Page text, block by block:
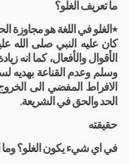
ما تعريف الغلو؟
٭الغلو في اللغة هو مجاوزة
كان عليه النبي صلى الله
الأقوال والأفعال، كما انه
وسلم وعدم القناعة بهديه
الافراط المفضي الى
الحد والحق في الشريعة.
حقيقته
في اي شيء يكون الغلو؟